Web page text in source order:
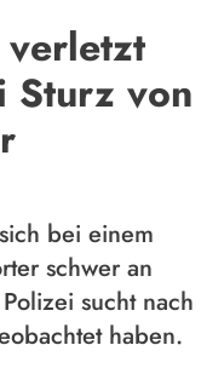
verletzt
Sturz von
bei einem
schwer an
sucht nach
haben.